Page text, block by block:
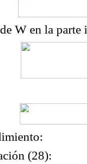
W en la parte
(28):